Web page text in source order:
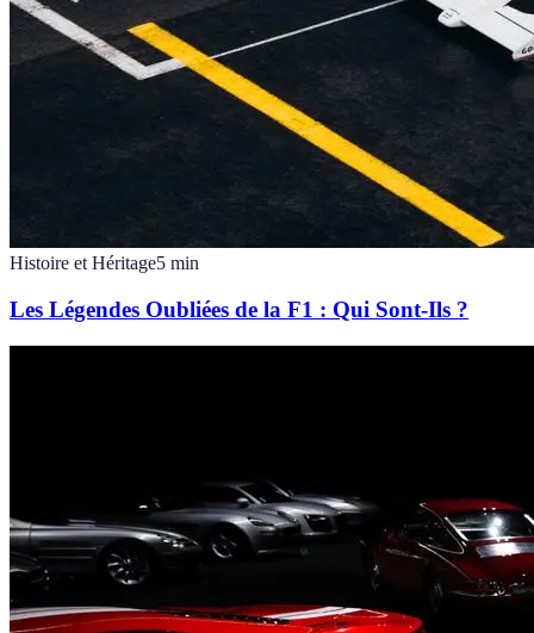
Histoire et Héritage5 min
Les Légendes Oubliées de la F1 : Qui Sont-Ils ?